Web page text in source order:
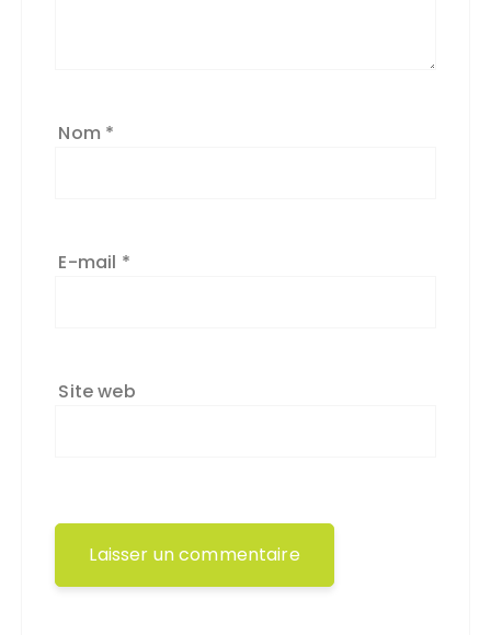
Nom *
E-mail *
Site web